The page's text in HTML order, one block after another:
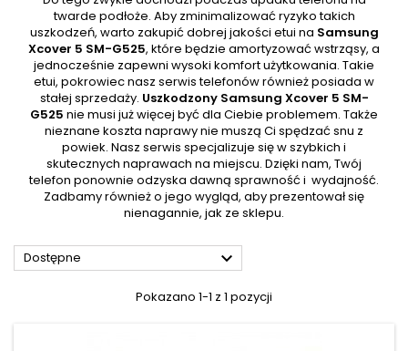
twarde podłoże. Aby zminimalizować ryzyko takich
uszkodzeń, warto zakupić dobrej jakości etui na Samsung
Xcover 5 SM-G525, które będzie amortyzować wstrząsy, a
jednocześnie zapewni wysoki komfort użytkowania. Takie
etui, pokrowiec nasz serwis telefonów również posiada w
stałej sprzedaży. Uszkodzony Samsung Xcover 5 SM-
G525 nie musi już więcej być dla Ciebie problemem. Także
nieznane koszta naprawy nie muszą Ci spędzać snu z
powiek. Nasz serwis specjalizuje się w szybkich i
skutecznych naprawach na miejscu. Dzięki nam, Twój
telefon ponownie odzyska dawną sprawność i wydajność.
Zadbamy również o jego wygląd, aby prezentował się
nienagannie, jak ze sklepu.
Dostępne 
Pokazano 1-1 z 1 pozycji